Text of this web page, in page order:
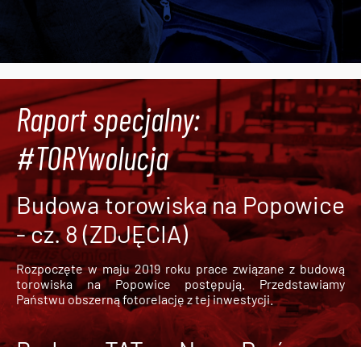
Raport specjalny:
#TORYwolucja
Budowa torowiska na Popowice
- cz. 8 (ZDJĘCIA)
Rozpoczęte w maju 2019 roku prace związane z budową
torowiska na Popowice
postępują. Przedstawiamy
Państwu obszerną fotorelację z tej inwestycji.